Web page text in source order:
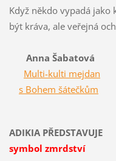
Když někdo vypadá
být kráva, ale veřejná
Anna Šabatová
Multi-kulti mejdan
s Bohem šátečkům
ADIKIA PŘEDSTAVUJE
symbol zmrdství